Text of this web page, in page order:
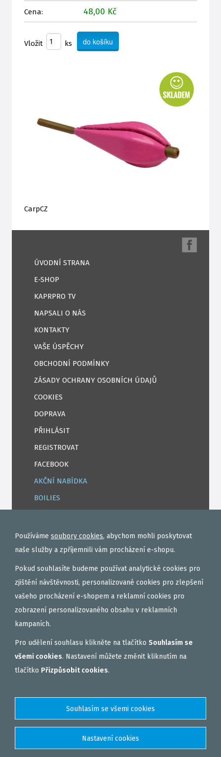
Cena: 48,00 Kč
Vložit ks
CarpCZ
ÚVODNÍ STRANA
E-SHOP
KAPRPRO TV
NAPSALI O NÁS
KONTAKTY
VAŠE ÚSPĚCHY
OBCHODNÍ PODMÍNKY
ZÁSADY OCHRANY OSOBNÍCH ÚDAJŮ
COOKIES
DOPRAVA
PŘIHLÁSIT
REGISTROVAT
FACEBOOK
AKČNÍ NABÍDKA
BOILIES
TEKUTÉ
OBALOVAČKY
VAŘENÝ PARTIKL
BIŽUTERIE NA MONTÁŽE
DÁRKOVÝ POUKAZ, DÁRKOVÁ KAZETA
AKČNÍ SETY
VNADÍCÍ, KRMÍTKOVÉ SMĚSI
PVA PUNČOCHY A SÁČKY
Používáme soubory cookies, abychom mohli poskytovat
naše služby a zpříjemnili vám procházení e-shopu.
Pokud souhlasíte budeme používat analytické cookies pro
zjištění návštěvnosti, personalizované cookies pro zlepšení
vašeho procházení e-shopem a reklamní cookies pro
zobrazení personalizovaného obsahu v reklamních
kampaních.
Pro udělení souhlasu klikněte na tlačítko Souhlasím se
všemi cookies. Nastavení můžete změnit kliknutím na
tlačítko Přizpůsobit cookies.